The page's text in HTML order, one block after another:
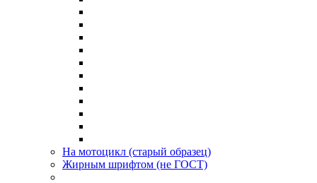
На мотоцикл (старый образец)
Жирным шрифтом (не ГОСТ)